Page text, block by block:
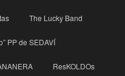
The Lucky Band
PP de SEDAVÍ
ResKOLDOs